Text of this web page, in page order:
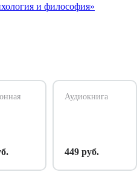
и философия»
Аудиокнига
449 руб.